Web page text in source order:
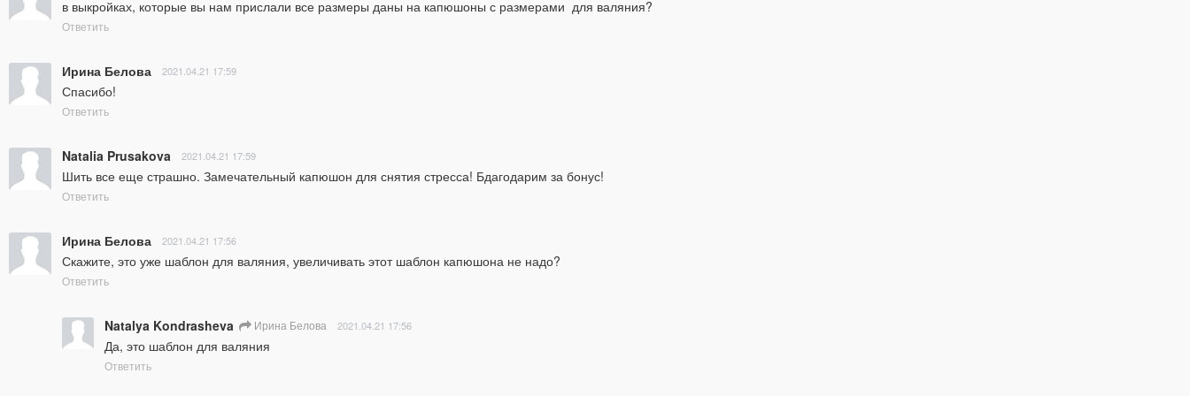
в выкройках, которые вы нам прислали все размеры даны на капюшоны с размерами  для валяния?
Ответить
Ирина Белова 2021.04.21 17:59
Спасибо!
Ответить
Natalia Prusakova 2021.04.21 17:59
Шить все еще страшно. Замечательный капюшон для снятия стресса! Бдагодарим за бонус!
Ответить
Ирина Белова 2021.04.21 17:56
Скажите, это уже шаблон для валяния, увеличивать этот шаблон капюшона не надо?
Ответить
Natalya Kondrasheva Ирина Белова 2021.04.21 17:56
Да, это шаблон для валяния
Ответить